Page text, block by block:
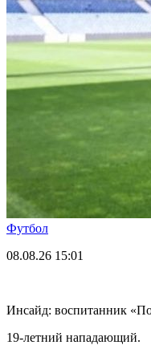
Футбол
08.08.26 15:01
Инсайд: воспитанник
19-летний нападающий.